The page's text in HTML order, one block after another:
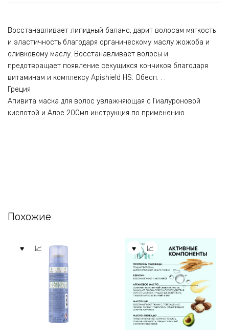
Восстанавливает липидный баланс, дарит волосам мягкость
и эластичность благодаря органическому маслу жожоба и
оливковому маслу. Восстанавливает волосы и
предотвращает появление секущихся кончиков благодаря
витаминам и комплексу Apishield HS. Обесп. . .
Греция
Апивита маска для волос увлажняющая с Гиалуроновой
кислотой и Алое 200мл инструкция по применению
Похожие